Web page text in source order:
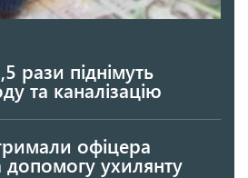
рази піднімуть
та каналізацію
офіцера
допомогу ухилянту